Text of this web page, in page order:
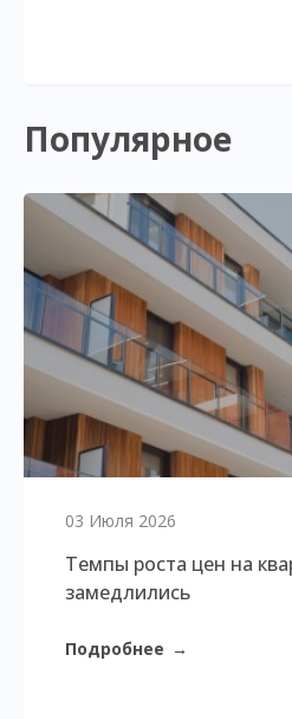
Популярное
03 Июля 2026
Темпы роста цен на
замедлились
Подробнее →